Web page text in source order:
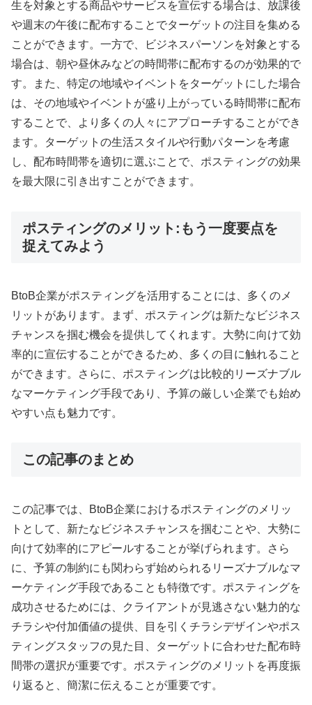
生を対象とする商品やサービスを宣伝する場合は、放課後
や週末の午後に配布することでターゲットの注目を集める
ことができます。一方で、ビジネスパーソンを対象とする
場合は、朝や昼休みなどの時間帯に配布するのが効果的で
す。また、特定の地域やイベントをターゲットにした場合
は、その地域やイベントが盛り上がっている時間帯に配布
することで、より多くの人々にアプローチすることができ
ます。ターゲットの生活スタイルや行動パターンを考慮
し、配布時間帯を適切に選ぶことで、ポスティングの効果
を最大限に引き出すことができます。
ポスティングのメリット:もう一度要点を
捉えてみよう
BtoB企業がポスティングを活用することには、多くのメ
リットがあります。まず、ポスティングは新たなビジネス
チャンスを掴む機会を提供してくれます。大勢に向けて効
率的に宣伝することができるため、多くの目に触れること
ができます。さらに、ポスティングは比較的リーズナブル
なマーケティング手段であり、予算の厳しい企業でも始め
やすい点も魅力です。
この記事のまとめ
この記事では、BtoB企業におけるポスティングのメリッ
トとして、新たなビジネスチャンスを掴むことや、大勢に
向けて効率的にアピールすることが挙げられます。さら
に、予算の制約にも関わらず始められるリーズナブルなマ
ーケティング手段であることも特徴です。ポスティングを
成功させるためには、クライアントが見逃さない魅力的な
チラシや付加価値の提供、目を引くチラシデザインやポス
ティングスタッフの見た目、ターゲットに合わせた配布時
間帯の選択が重要です。ポスティングのメリットを再度振
り返ると、簡潔に伝えることが重要です。